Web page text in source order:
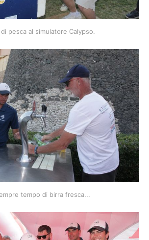
di pesca al simulatore Calypso.
tempo di birra fresca...